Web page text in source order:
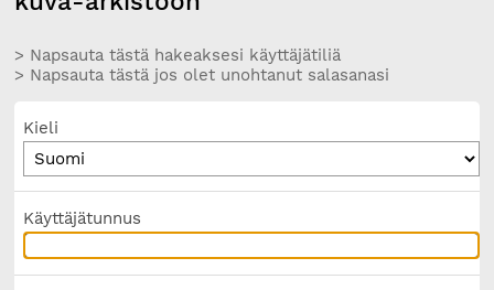
> Napsauta tästä hakeaksesi käyttäjätiliä
> Napsauta tästä jos olet unohtanut salasanasi
Kieli
Käyttäjätunnus